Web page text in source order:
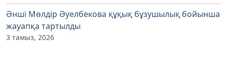
Әнші Мөлдір Әуелбекова құқық бұзушылық бойынша
жауапқа тартылды
3 тамыз, 2026